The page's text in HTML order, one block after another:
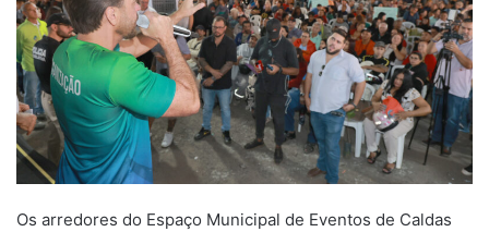
Os arredores do Espaço Municipal de Eventos de Caldas